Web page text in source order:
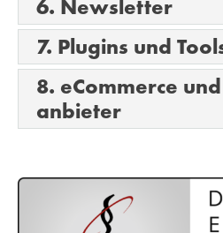
6. Newsletter
7. Plugins und
8. eCommerce
anbieter